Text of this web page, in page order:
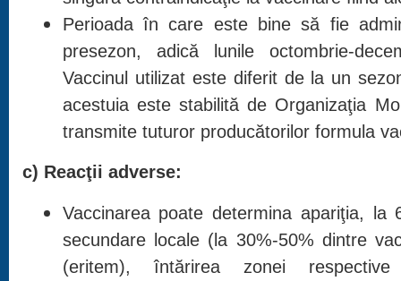
Perioada în care este bine să fie
presezon, adică lunile octombrie-
Vaccinul utilizat este diferit de la un
acestuia este stabilită de Organizaţia
transmite tuturor producătorilor formula
c) Reacţii adverse:
Vaccinarea poate determina apariţia,
secundare locale (la 30%-50% dintre
(eritem), întărirea zonei respective